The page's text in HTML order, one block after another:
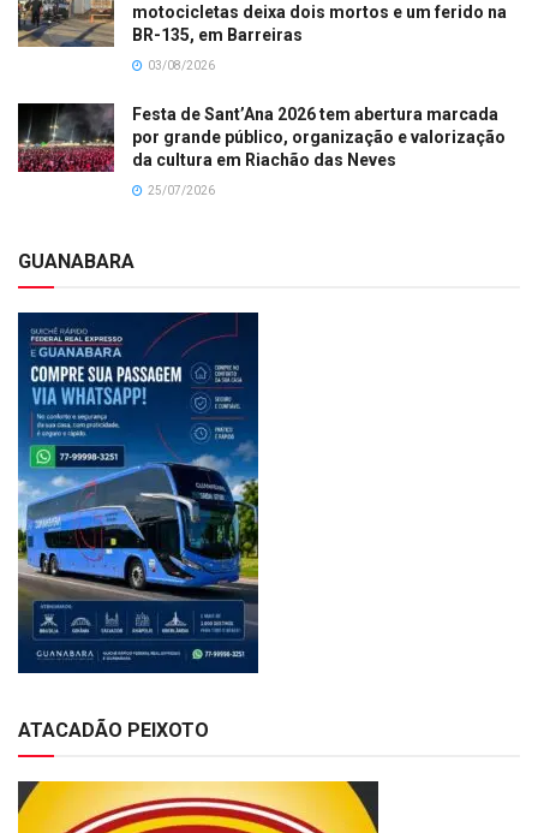
motocicletas deixa dois mortos e um ferido na
BR-135, em Barreiras
03/08/2026
Festa de Sant’Ana 2026 tem abertura marcada
por grande público, organização e valorização
da cultura em Riachão das Neves
25/07/2026
GUANABARA
ATACADÃO PEIXOTO